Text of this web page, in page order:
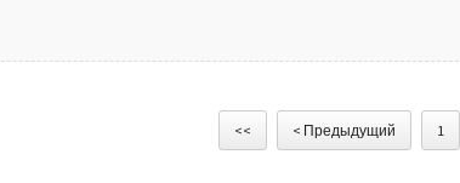
<< < Предыдущий 1